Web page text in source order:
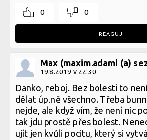
0 0
REAGUJ
Max (maxim.adami (a)
19.8.2019 v 22:30
Danko, neboj. Bez bolesti to
dělat úplně všechno. Třeba
nejde, ale když vím, že není nic
tak jdu prostě přes bolest.
ujít jen kvůli pocitu, který si